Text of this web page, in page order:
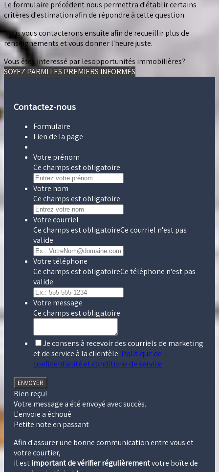
Le formulaire précédent nous permettra d'établir certains
critères d'estimation afin de répondre à cette question.
Nous vous contacterons ensuite afin de recueillir plus de
renseignements et vous donner l'heure juste.
Vous êtes interessé par lesopportunités immobilières?
SOYEZ PARMI LES PREMIERS INFORMÉS
Contactez-nous
Formulaire
Lien de la page
Votre prénom
Ce champs est obligatoire
Votre nom
Ce champs est obligatoire
Votre courriel
Ce champs est obligatoireCe courriel n'est pas
valide
Votre téléphone
Ce champs est obligatoireCe téléphone n'est pas
valide
Votre message
Ce champs est obligatoire
Je consens à recevoir des courriels de marketing
et de service à la clientèle. Politique de
confidentialité et conditions de service
ENVOYER
Bien reçu!
Votre message a été envoyé avec succès.
L'envoie a échoué
Petite note en passant
Afin d'assurer une bonne communication entre vous et
votre courtier,
il estimportant de vérifier régulièrementvotre boîte de